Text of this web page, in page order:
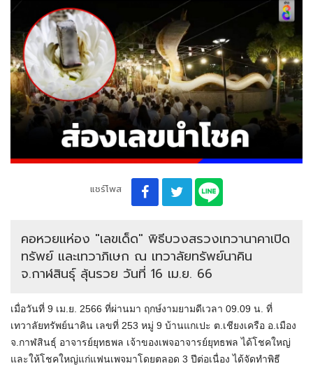
แชร์โพส
คอหวยแห่อง "เลขเด็ด" พิธีบวงสรวงเทวานาคาเปิด
ทรัพย์ และเทวาภิเษก ณ เทวาลัยทรัพย์นาคิน
จ.กาฬสินธุ์ ลุ้นรวย วันที่ 16 เม.ย. 66
เมื่อวันที่ 9 เม.ย. 2566 ที่ผ่านมา ฤกษ์งามยามดีเวลา 09.09 น. ที่
เทวาลัยทรัพย์นาคิน เลขที่ 253 หมู่ 9 บ้านแกเปะ ต.เชียงเครือ อ.เมือง
จ.กาฬสินธุ์ อาจารย์ยุทธพล เจ้าของเพจอาจารย์ยุทธพล ได้โชคใหญ่
และให้โชคใหญ่แก่แฟนเพจมาโดยตลอด 3 ปีต่อเนื่อง ได้จัดทำพิธี